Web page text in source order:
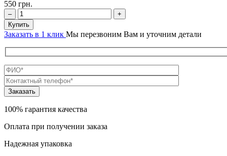
550 грн.
–
+
Купить
Заказать в 1 клик Мы перезвоним Вам и уточним детали
100% гарантия качества
Оплата при получении заказа
Надежная упаковка